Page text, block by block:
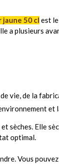
50 cl est
a plusieurs
vie, de la
et
sèches. Elle
optimal.
Vous